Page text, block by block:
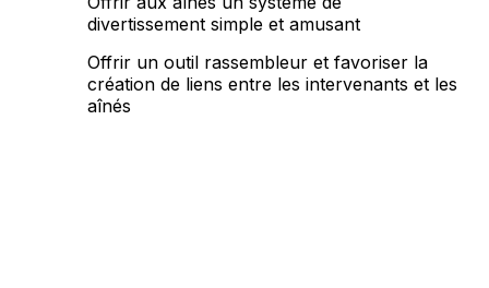
divertissement simple et amusant
Offrir un outil rassembleur et favoriser la
création de liens entre les intervenants et les
aînés